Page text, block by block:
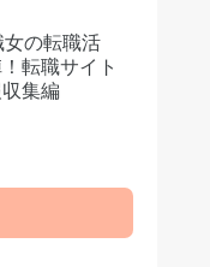
女の転職活
転職サイト
集編